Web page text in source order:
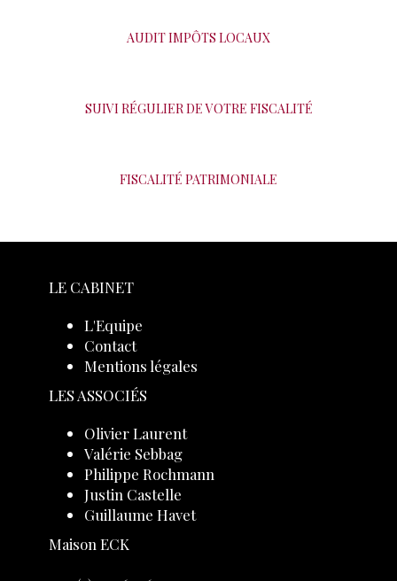
AUDIT IMPÔTS LOCAUX
SUIVI RÉGULIER DE VOTRE FISCALITÉ
FISCALITÉ PATRIMONIALE
LE CABINET
L'Equipe
Contact
Mentions légales
LES ASSOCIÉS
Olivier Laurent
Valérie Sebbag
Philippe Rochmann
Justin Castelle
Guillaume Havet
Maison ECK